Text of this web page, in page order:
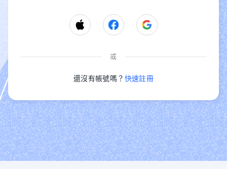
或
還沒有帳號嗎？ 快速註冊